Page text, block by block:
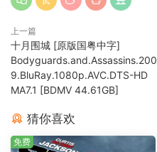
上一篇
十月围城 [原版国粤中字]
Bodyguards.and.Assassins.200
9.BluRay.1080p.AVC.DTS-HD
MA7.1 [BDMV 44.61GB]
猜你喜欢
免费